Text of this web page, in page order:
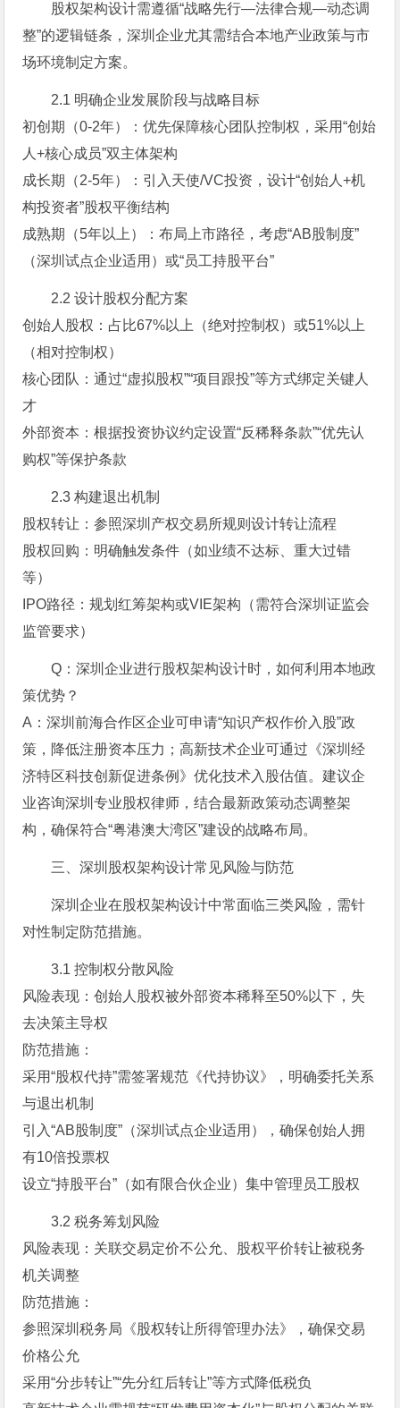
股权架构设计需遵循“战略先行—法律合规—动态调
整”的逻辑链条，深圳企业尤其需结合本地产业政策与市
场环境制定方案。
2.1 明确企业发展阶段与战略目标
初创期（0-2年）：优先保障核心团队控制权，采用“创始
人+核心成员”双主体架构
成长期（2-5年）：引入天使/VC投资，设计“创始人+机
构投资者”股权平衡结构
成熟期（5年以上）：布局上市路径，考虑“AB股制度”
（深圳试点企业适用）或“员工持股平台”
2.2 设计股权分配方案
创始人股权：占比67%以上（绝对控制权）或51%以上
（相对控制权）
核心团队：通过“虚拟股权”“项目跟投”等方式绑定关键人
才
外部资本：根据投资协议约定设置“反稀释条款”“优先认
购权”等保护条款
2.3 构建退出机制
股权转让：参照深圳产权交易所规则设计转让流程
股权回购：明确触发条件（如业绩不达标、重大过错
等）
IPO路径：规划红筹架构或VIE架构（需符合深圳证监会
监管要求）
Q：深圳企业进行股权架构设计时，如何利用本地政
策优势？
A：深圳前海合作区企业可申请“知识产权作价入股”政
策，降低注册资本压力；高新技术企业可通过《深圳经
济特区科技创新促进条例》优化技术入股估值。建议企
业咨询深圳专业股权律师，结合最新政策动态调整架
构，确保符合“粤港澳大湾区”建设的战略布局。
三、深圳股权架构设计常见风险与防范
深圳企业在股权架构设计中常面临三类风险，需针
对性制定防范措施。
3.1 控制权分散风险
风险表现：创始人股权被外部资本稀释至50%以下，失
去决策主导权
防范措施：
采用“股权代持”需签署规范《代持协议》，明确委托关系
与退出机制
引入“AB股制度”（深圳试点企业适用），确保创始人拥
有10倍投票权
设立“持股平台”（如有限合伙企业）集中管理员工股权
3.2 税务筹划风险
风险表现：关联交易定价不公允、股权平价转让被税务
机关调整
防范措施：
参照深圳税务局《股权转让所得管理办法》，确保交易
价格公允
采用“分步转让”“先分红后转让”等方式降低税负